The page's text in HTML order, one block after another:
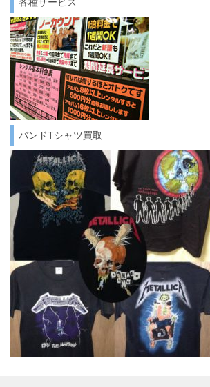
各種サービス
バンドTシャツ買取